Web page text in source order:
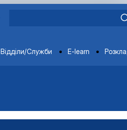
Відділи/Служби E-learn